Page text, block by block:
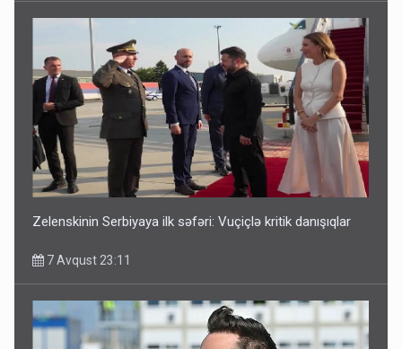
Zelenskinin Serbiyaya ilk səfəri: Vuçiçlə kritik danışıqlar
7 Avqust 23:11